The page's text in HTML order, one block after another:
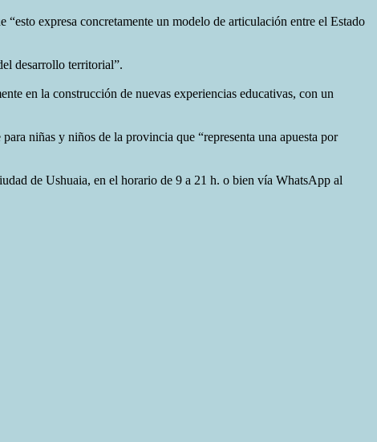
expresa concretamente un modelo de articulación entre el Estado
desarrollo territorial”.
en la construcción de nuevas experiencias educativas, con un
niñas y niños de la provincia que “representa una apuesta por
de Ushuaia, en el horario de 9 a 21 h. o bien vía WhatsApp al